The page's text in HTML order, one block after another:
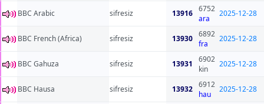
BBC Arabic sifresiz 13916
6752
ara
2025-12-28
BBC French (Africa) sifresiz 13930
6892
fra
2025-12-28
BBC Gahuza sifresiz 13931
6902
kin
2025-12-28
BBC Hausa sifresiz 13932
6912
hau
2025-12-28